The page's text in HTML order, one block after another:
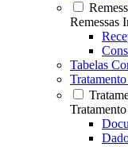
Remessas
Tabelas